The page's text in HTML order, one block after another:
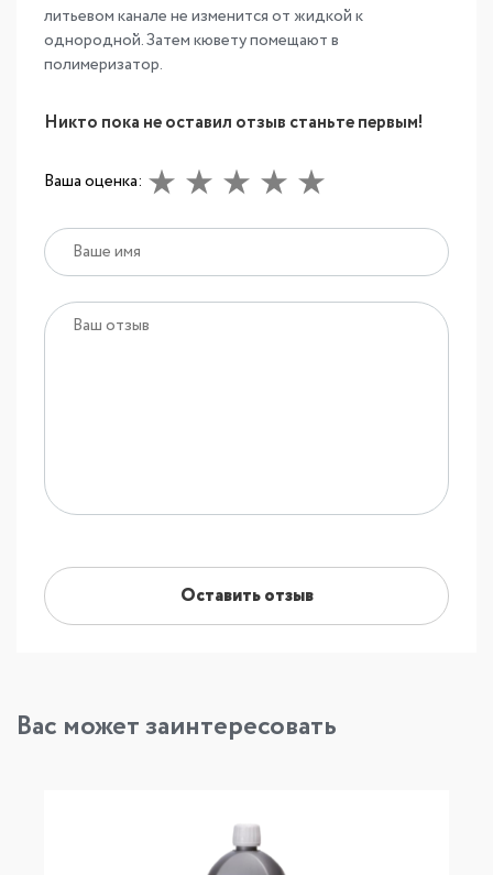
литьевом канале не изменится от жидкой к
однородной. Затем кювету помещают в
полимеризатор.
Никто пока не оставил отзыв станьте первым!
Ваша оценка:
Оставить отзыв
Вас может заинтересовать